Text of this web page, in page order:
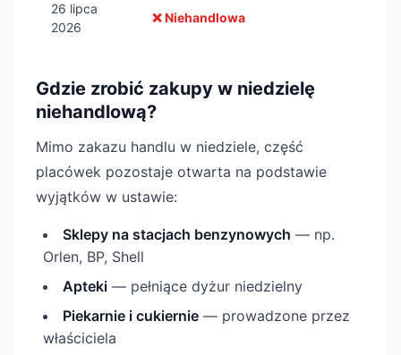
26 lipca
2026
❌ Niehandlowa
Gdzie zrobić zakupy w niedzielę
niehandlową?
Mimo zakazu handlu w niedziele, część
placówek pozostaje otwarta na podstawie
wyjątków w ustawie:
Sklepy na stacjach benzynowych — np.
Orlen, BP, Shell
Apteki — pełniące dyżur niedzielny
Piekarnie i cukiernie — prowadzone przez
właściciela